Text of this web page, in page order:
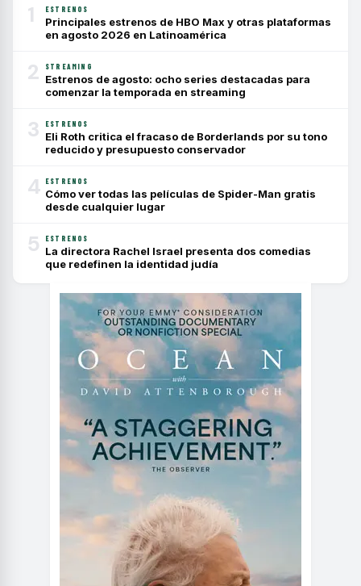
1 ESTRENOS
Principales estrenos de HBO Max y otras plataformas
en agosto 2026 en Latinoamérica
2 STREAMING
Estrenos de agosto: ocho series destacadas para
comenzar la temporada en streaming
3 ESTRENOS
Eli Roth critica el fracaso de Borderlands por su tono
reducido y presupuesto conservador
4 ESTRENOS
Cómo ver todas las películas de Spider-Man gratis
desde cualquier lugar
5 ESTRENOS
La directora Rachel Israel presenta dos comedias
que redefinen la identidad judía